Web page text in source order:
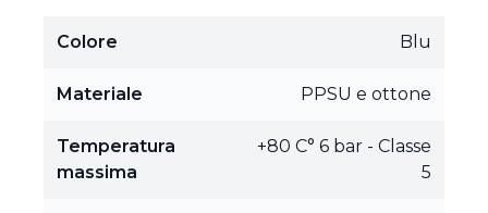
Colore Blu
Materiale PPSU e ottone
Temperatura
massima
+80 C° 6 bar - Classe
5